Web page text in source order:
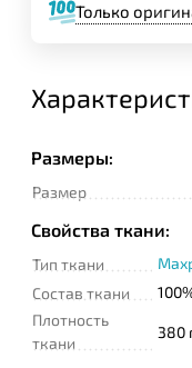
Только
Размеры:
Размер
Свойства ткани:
Тип ткани
Состав ткани
Плотность
ткани
380